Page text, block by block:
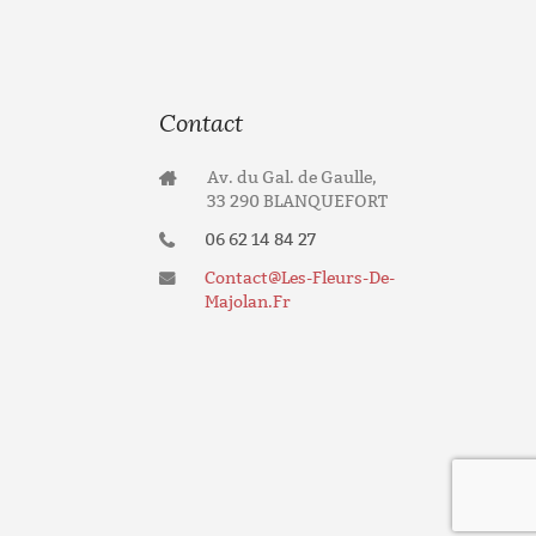
Contact
Av. du Gal. de Gaulle,
33 290 BLANQUEFORT
06 62 14 84 27
Contact@les-Fleurs-De-
Majolan.fr